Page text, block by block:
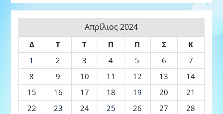
Απρίλιος 2024
Δ Τ Τ Π Π Σ
Κ
1
2 3 4 5 6
7
8
9 10 11 12 13
14
15
16 17 18 19 20
21
22
23 24 25 26 27
28